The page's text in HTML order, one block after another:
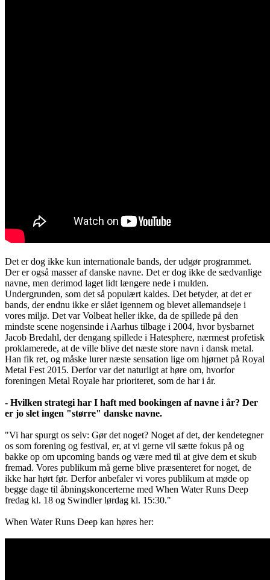
Det er dog ikke kun internationale bands, der udgør programmet.
Der er også masser af danske navne. Det er dog ikke de sædvanlige
navne, men derimod laget lidt længere nede i mulden.
Undergrunden, som det så populært kaldes. Det betyder, at det er
bands, der endnu ikke er slået igennem og blevet allemandseje i
vores miljø. Det var Volbeat heller ikke, da de spillede på den
mindste scene nogensinde i Aarhus tilbage i 2004, hvor bysbarnet
Jacob Bredahl, der dengang spillede i Hatesphere, nærmest profetisk
proklamerede, at de ville blive det næste store navn i dansk metal.
Han fik ret, og måske lurer næste sensation lige om hjørnet på Royal
Metal Fest 2015. Derfor var det naturligt at høre om, hvorfor
foreningen Metal Royale har prioriteret, som de har i år.
- Hvilken strategi har I haft med bookingen af navne i år? Der
er jo slet ingen "større" danske navne.
"Vi har spurgt os selv: Gør det noget? Noget af det, der kendetegner
os som forening og festival, er, at vi gerne vil sætte fokus på og
bakke op om upcoming bands og være med til at give dem et skub
fremad. Vores publikum må gerne blive præsenteret for noget, de
ikke har hørt før. Derfor anbefaler vi vores publikum at møde op
begge dage til åbningskoncerterne med When Water Runs Deep
fredag kl. 18 og Swindler lørdag kl. 15:30."
When Water Runs Deep kan høres her: